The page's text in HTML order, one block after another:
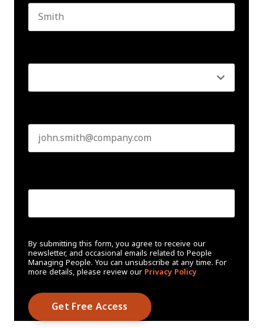
By submitting this form, you agree to receive our
newsletter, and occasional emails related to People
Managing People. You can unsubscribe at any time. For
more details, please review our Privacy Policy